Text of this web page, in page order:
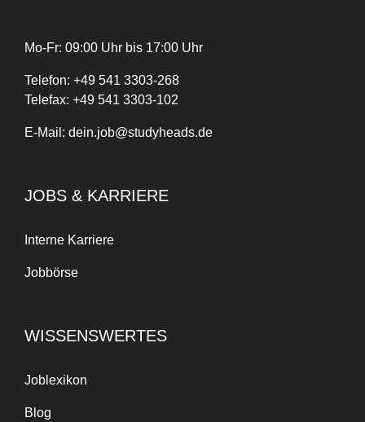
Mo-Fr: 09:00 Uhr bis 17:00 Uhr
Telefon: +49 541 3303-268
Telefax: +49 541 3303-102
E-Mail: dein.job@studyheads.de
JOBS & KARRIERE
Interne Karriere
Jobbörse
WISSENSWERTES
Joblexikon
Blog